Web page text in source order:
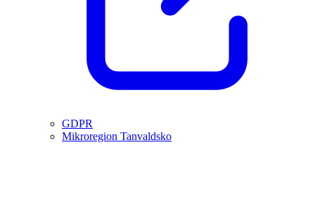
GDPR
Mikroregion Tanvaldsko